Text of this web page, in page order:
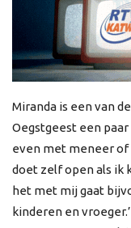
Miranda is een van
Oegstgeest een paar
even met meneer of
doet zelf open als ik
het met mij gaat
kinderen en